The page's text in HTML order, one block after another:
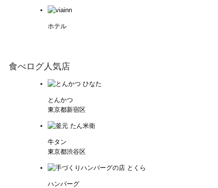
ホテル
食べログ人気店
とんかつ
東京都新宿区
牛タン
東京都渋谷区
ハンバーグ